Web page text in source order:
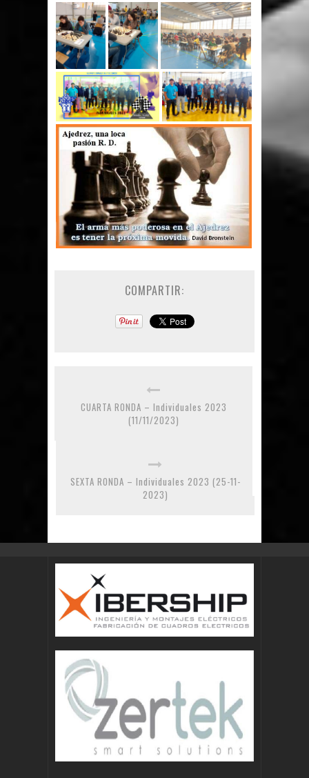
COMPARTIR:
CUARTA RONDA – Individuales 2023
(11/11/2023)
SEXTA RONDA – Individuales 2023 (25-11-
2023)